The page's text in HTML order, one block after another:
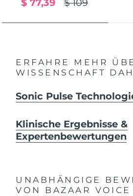
$ 109
$ 77,39
ERFAHRE MEHR
WISSENSCHAFT
Sonic Pulse
Klinische Ergebnisse &
Expertenbewertungen
UNABHÄNGIGE
VON BAZAAR VOICE